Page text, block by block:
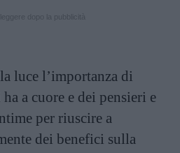
luce l’importanza di
a cuore e dei pensieri e
per riuscire a
dei benefici sulla